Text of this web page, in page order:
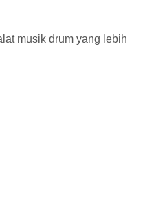
musik drum yang lebih